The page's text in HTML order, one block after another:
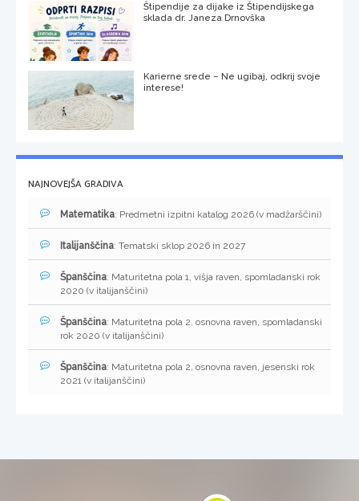
Štipendije za dijake iz Štipendijskega
sklada dr. Janeza Drnovška
Karierne srede – Ne ugibaj, odkrij svoje
interese!
NAJNOVEJŠA GRADIVA
Matematika: Predmetni izpitni katalog 2026 (v madžarščini)
Italijanščina: Tematski sklop 2026 in 2027
Španščina: Maturitetna pola 1, višja raven, spomladanski rok
2020 (v italijanščini)
Španščina: Maturitetna pola 2, osnovna raven, spomladanski
rok 2020 (v italijanščini)
Španščina: Maturitetna pola 2, osnovna raven, jesenski rok
2021 (v italijanščini)